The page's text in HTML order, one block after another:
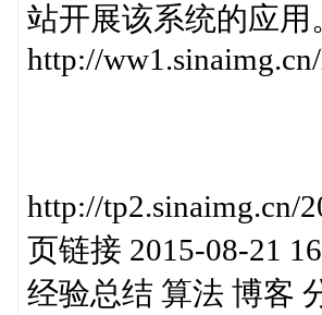
站开展该系统的应用
http://
http://tp2.sinaimg.cn/
页链接 2015-08-21
经验总结 算法 博客